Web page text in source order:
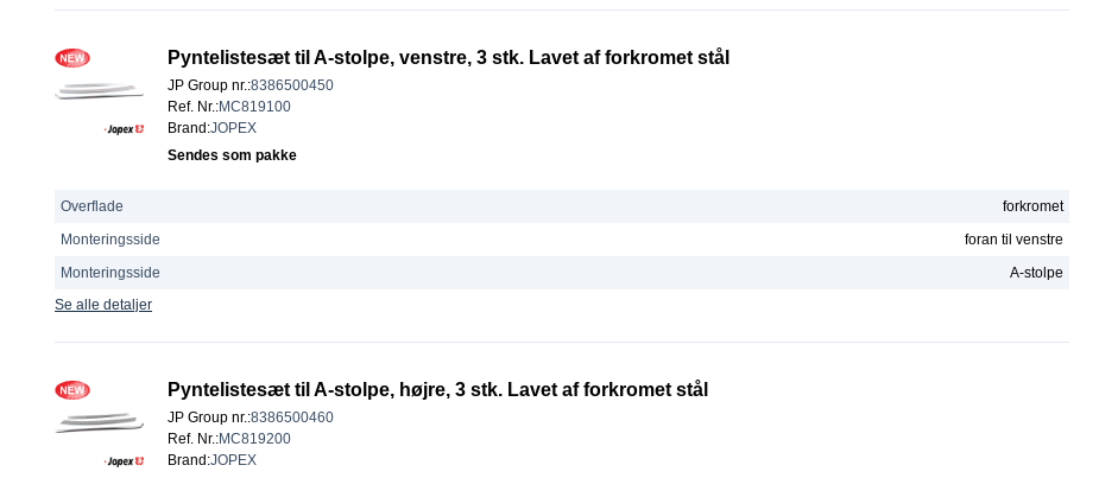
Pyntelistesæt til A-stolpe, venstre, 3 stk. Lavet af forkromet stål
JP Group nr.:8386500450
Ref. Nr.:MC819100
Brand :JOPEX
Sendes som pakke
Overflade
forkromet
Monteringsside
foran til venstre
Monteringsside
A-stolpe
Se alle detaljer
Pyntelistesæt til A-stolpe, højre, 3 stk. Lavet af forkromet stål
JP Group nr.:8386500460
Ref. Nr.:MC819200
Brand :JOPEX